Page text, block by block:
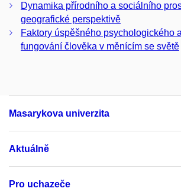
Dynamika přírodního a sociálního
geografické perspektivě
Faktory úspěšného psychologického
fungování člověka v měnícím se světě
Masarykova univerzita
Aktuálně
Pro uchazeče